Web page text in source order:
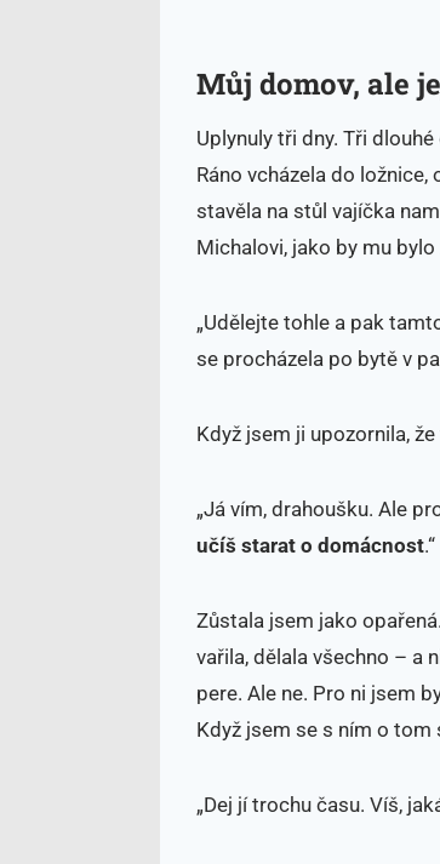
Můj domov, ale
Uplynuly tři dny. Tři
Ráno vcházela do
stavěla na stůl vajíčka
Michalovi, jako by mu
„Udělejte tohle a pak
se procházela po bytě v
Když jsem ji upozornila,
„Já vím, drahoušku. Ale
učíš starat o domácnost.“
Zůstala jsem jako
vařila, dělala všechno – a
pere. Ale ne. Pro ni jsem
Když jsem se s ním o tom
„Dej jí trochu času. Víš,